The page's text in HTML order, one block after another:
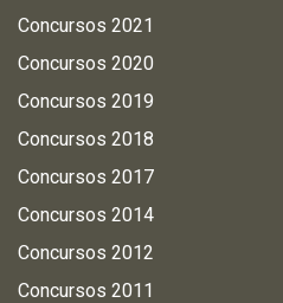
Concursos 2021
Concursos 2020
Concursos 2019
Concursos 2018
Concursos 2017
Concursos 2014
Concursos 2012
Concursos 2011